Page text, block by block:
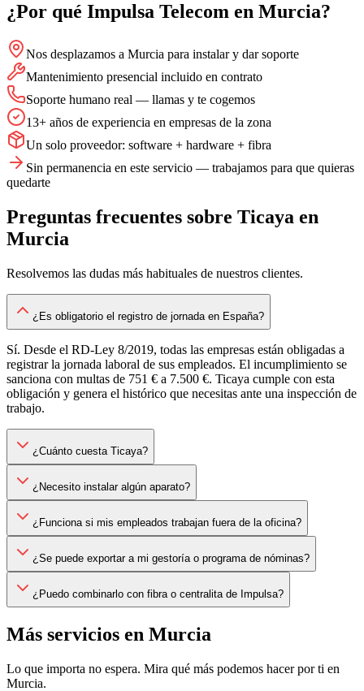
¿Por qué Impulsa Telecom en Murcia?
Nos desplazamos a Murcia para instalar y dar soporte
Mantenimiento presencial incluido en contrato
Soporte humano real — llamas y te cogemos
13+ años de experiencia en empresas de la zona
Un solo proveedor: software + hardware + fibra
Sin permanencia en este servicio — trabajamos para que quieras
quedarte
Preguntas frecuentes sobre Ticaya en
Murcia
Resolvemos las dudas más habituales de nuestros clientes.
¿Es obligatorio el registro de jornada en España?
Sí. Desde el RD-Ley 8/2019, todas las empresas están obligadas a
registrar la jornada laboral de sus empleados. El incumplimiento se
sanciona con multas de 751 € a 7.500 €. Ticaya cumple con esta
obligación y genera el histórico que necesitas ante una inspección de
trabajo.
¿Cuánto cuesta Ticaya?
¿Necesito instalar algún aparato?
¿Funciona si mis empleados trabajan fuera de la oficina?
¿Se puede exportar a mi gestoría o programa de nóminas?
¿Puedo combinarlo con fibra o centralita de Impulsa?
Más servicios en Murcia
Lo que importa no espera. Mira qué más podemos hacer por ti en
Murcia.